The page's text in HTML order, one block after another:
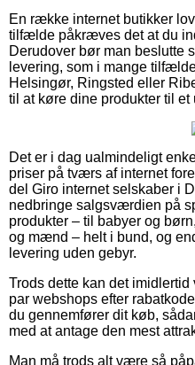
En række internet butikker
tilfælde påkræves det at du
Derudover bør man beslutte
levering, som i mange
Helsingør, Ringsted eller
til at køre dine produkter til et
Det er i dag ualmindeligt
priser på tværs af internet
del Giro internet selskaber i
nedbringe salgsværdien på
produkter – til babyer og
og mænd – helt i bund, og
levering uden gebyr.
Trods dette kan det
par webshops efter
du gennemfører dit køb,
med at antage den mest
Man må trods alt være så